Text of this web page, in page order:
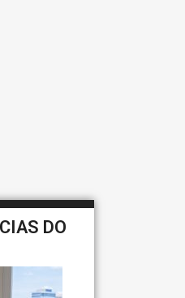
DO